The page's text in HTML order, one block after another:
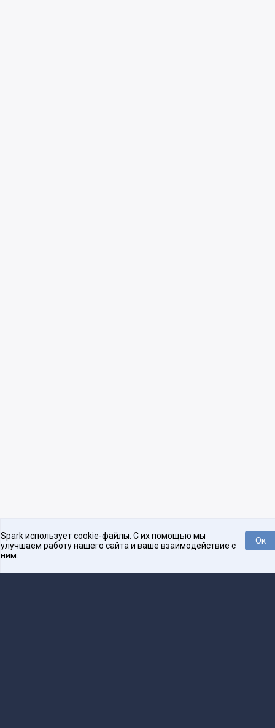
Ок
Spark использует cookie-файлы. С их помощью мы
улучшаем работу нашего сайта и ваше взаимодействие с
ним.